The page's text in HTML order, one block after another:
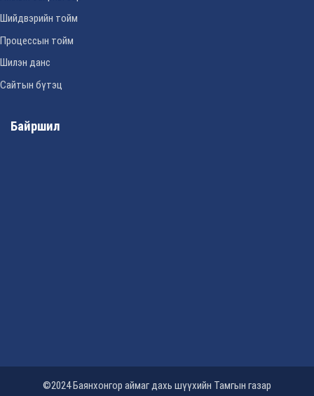
Шийдвэрийн тойм
Процессын тойм
Шилэн данс
Сайтын бүтэц
Байршил
©2024 Баянхонгор аймаг дахь шүүхийн Тамгын газар